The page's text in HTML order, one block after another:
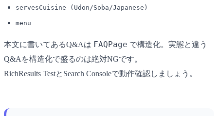
servesCuisine (Udon/Soba/Japanese)
menu
本文に書いてあるQ&Aは FAQPage で構造化。実態と違う
Q&Aを構造化で盛るのは絶対NGです。
RichResults TestとSearch Consoleで動作確認しましょう。